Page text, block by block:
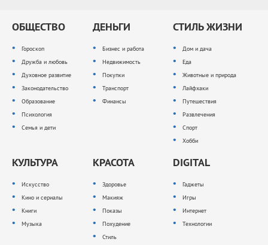
ОБЩЕСТВО
Гороскоп
Дружба и любовь
Духовное развитие
Законодательство
Образование
Психология
Семья и дети
ДЕНЬГИ
Бизнес и работа
Недвижимость
Покупки
Транспорт
Финансы
СТИЛЬ ЖИЗНИ
Дом и дача
Еда
Животные и природа
Лайфхаки
Путешествия
Развлечения
Спорт
Хобби
КУЛЬТУРА
Искусство
Кино и сериалы
Книги
Музыка
КРАСОТА
Здоровье
Макияж
Показы
Похудение
Стиль
DIGITAL
Гаджеты
Игры
Интернет
Технологии